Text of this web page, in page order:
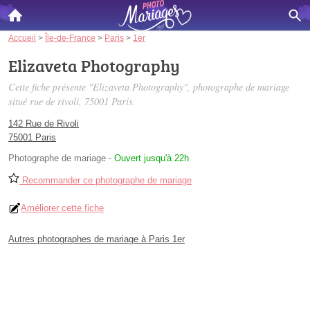
Accueil > Île-de-France > Paris > 1er
Elizaveta Photography
Cette fiche présente "Elizaveta Photography", photographe de mariage
situé rue de rivoli, 75001 Paris.
142 Rue de Rivoli
75001 Paris
Photographe de mariage - Ouvert jusqu'à 22h
Recommander ce photographe de mariage
Améliorer cette fiche
Autres photographes de mariage à Paris 1er